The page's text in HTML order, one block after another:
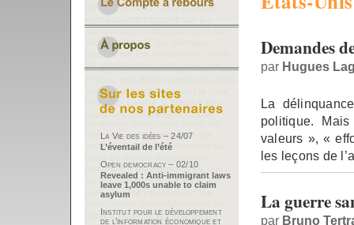
Demandes
par Hugues
La
politique.
valeurs », «
les leçons de
La guerre
par Bruno
La Vie des idées – 24/07
L’éventail de l’été
Open democracy – 02/10
Revealed : Anti-immigrant laws
leave 1,000s unable to claim
asylum
Institut pour le développement
de l’information économique et